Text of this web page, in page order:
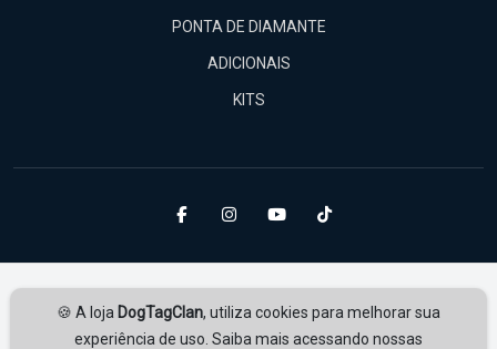
🍪 A loja DogTagClan, utiliza cookies para melhorar sua
experiência de uso. Saiba mais acessando nossas
PONTA DE DIAMANTE
ADICIONAIS
KITS